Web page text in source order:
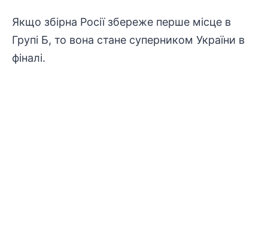
Якщо збірна Росії збереже перше місце в
Групі Б, то вона стане суперником України в
фіналі.